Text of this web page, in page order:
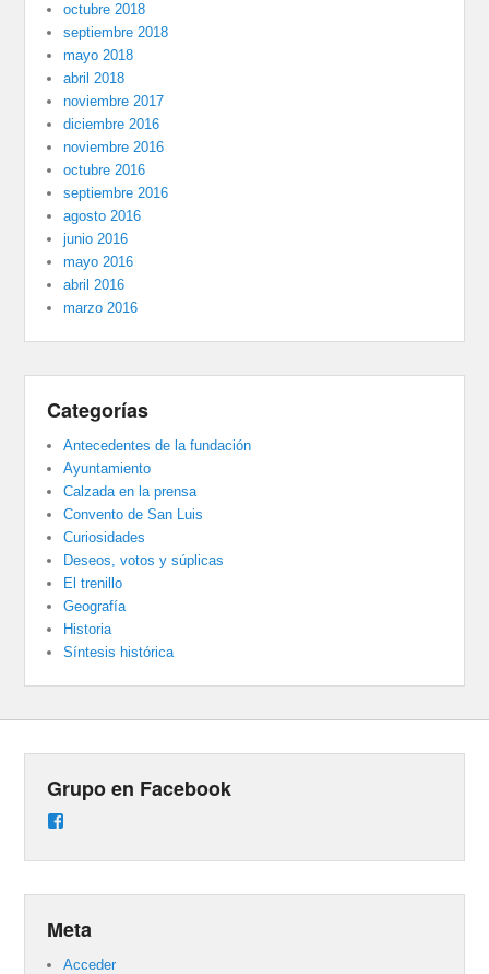
octubre 2018
septiembre 2018
mayo 2018
abril 2018
noviembre 2017
diciembre 2016
noviembre 2016
octubre 2016
septiembre 2016
agosto 2016
junio 2016
mayo 2016
abril 2016
marzo 2016
Categorías
Antecedentes de la fundación
Ayuntamiento
Calzada en la prensa
Convento de San Luis
Curiosidades
Deseos, votos y súplicas
El trenillo
Geografía
Historia
Síntesis histórica
Grupo en Facebook
en
Meta
Acceder